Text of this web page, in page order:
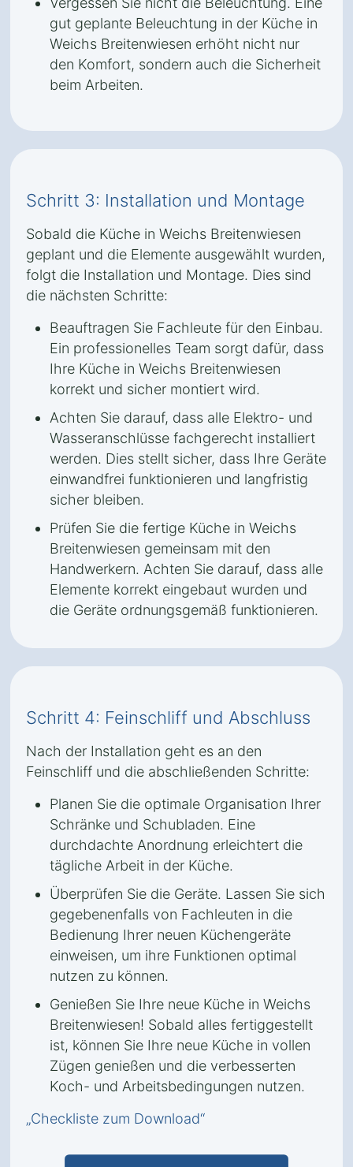
gut geplante Beleuchtung in der Küche in
Weichs Breitenwiesen erhöht nicht nur
den Komfort, sondern auch die Sicherheit
beim Arbeiten.
Schritt 3: Installation und Montage
Sobald die Küche in Weichs Breitenwiesen
geplant und die Elemente ausgewählt wurden,
folgt die Installation und Montage. Dies sind
die nächsten Schritte:
Beauftragen Sie Fachleute für den Einbau.
Ein professionelles Team sorgt dafür, dass
Ihre Küche in Weichs Breitenwiesen
korrekt und sicher montiert wird.
Achten Sie darauf, dass alle Elektro- und
Wasseranschlüsse fachgerecht installiert
werden. Dies stellt sicher, dass Ihre Geräte
einwandfrei funktionieren und langfristig
sicher bleiben.
Prüfen Sie die fertige Küche in Weichs
Breitenwiesen gemeinsam mit den
Handwerkern. Achten Sie darauf, dass alle
Elemente korrekt eingebaut wurden und
die Geräte ordnungsgemäß funktionieren.
Schritt 4: Feinschliff und Abschluss
Nach der Installation geht es an den
Feinschliff und die abschließenden Schritte:
Planen Sie die optimale Organisation Ihrer
Schränke und Schubladen. Eine
durchdachte Anordnung erleichtert die
tägliche Arbeit in der Küche.
Überprüfen Sie die Geräte. Lassen Sie sich
gegebenenfalls von Fachleuten in die
Bedienung Ihrer neuen Küchengeräte
einweisen, um ihre Funktionen optimal
nutzen zu können.
Genießen Sie Ihre neue Küche in Weichs
Breitenwiesen! Sobald alles fertiggestellt
ist, können Sie Ihre neue Küche in vollen
Zügen genießen und die verbesserten
Koch- und Arbeitsbedingungen nutzen.
„Checkliste zum Download“